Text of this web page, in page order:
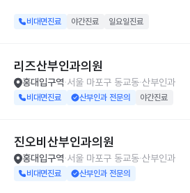
비대면진료 야간진료 일요일진료
리즈산부인과의원
홍대입구역 서울 마포구 동교동 산부인과
비대면진료 산부인과 전문의 야간진료
진오비산부인과의원
홍대입구역 서울 마포구 동교동 산부인과
비대면진료 산부인과 전문의